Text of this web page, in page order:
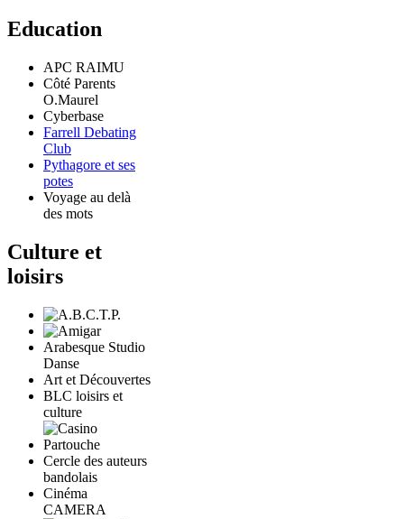
Education
APC RAIMU
Côté Parents
O.Maurel
Cyberbase
Farrell Debating
Club
Pythagore et ses
potes
Voyage au delà
des mots
Culture et
loisirs
Arabesque Studio
Danse
Art et Découvertes
BLC loisirs et
culture
Cercle des auteurs
bandolais
Cinéma
CAMERA